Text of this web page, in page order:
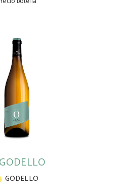
GODELLO